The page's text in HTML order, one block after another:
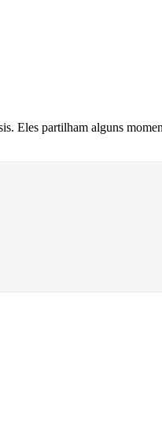
Eles partilham alguns